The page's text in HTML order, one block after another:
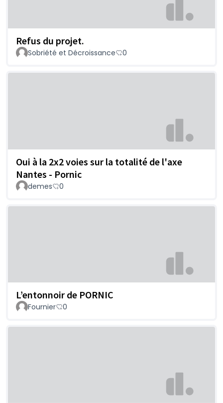
Refus du projet.
Sobriété et Décroissance 0
Oui à la 2x2 voies sur la totalité de l'axe
Nantes - Pornic
demes 0
L’entonnoir de PORNIC
Fournier 0